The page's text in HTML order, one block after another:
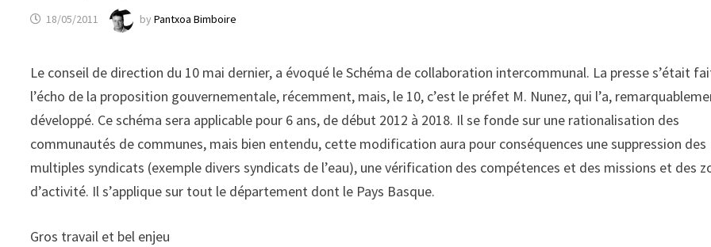
18/05/2011 byPantxoa Bimboire
Le conseil de direction du 10 mai dernier, a évoqué le Schéma de collaboration intercommunal. La presse s’était
l’écho de la proposition gouvernementale, récemment, mais, le 10, c’est le préfet M. Nunez, qui l’a,
développé. Ce schéma sera applicable pour 6 ans, de début 2012 à 2018. Il se fonde sur une rationalisation des
communautés de communes, mais bien entendu, cette modification aura pour conséquences une suppression des
multiples syndicats (exemple divers syndicats de l’eau), une vérification des compétences et des missions et des
d’activité. Il s’applique sur tout le département dont le Pays Basque.
Gros travail et bel enjeu